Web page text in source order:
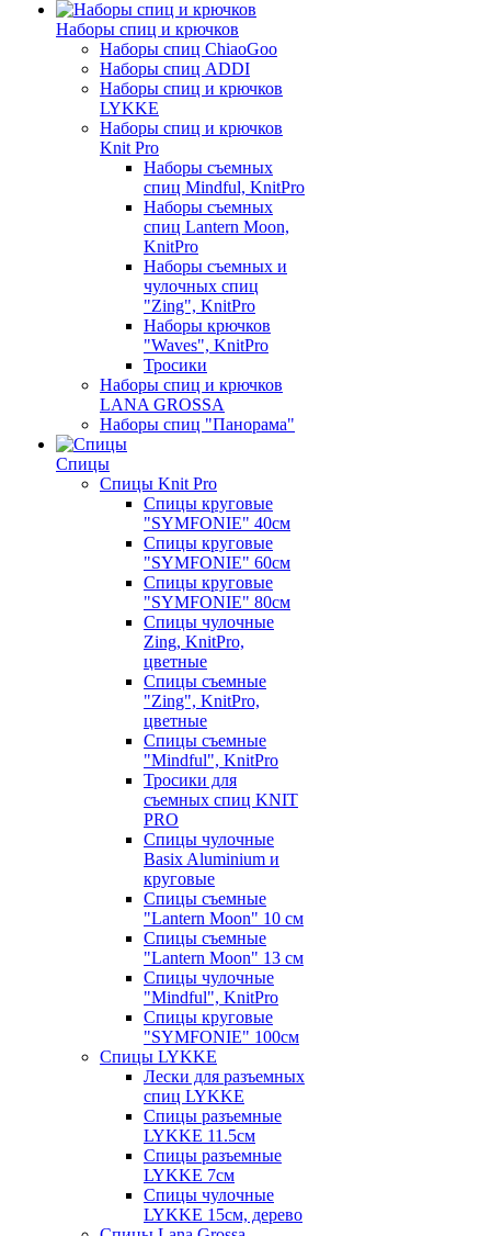
Наборы спиц и крючков
Наборы спиц ChiaoGoo
Наборы спиц ADDI
Наборы спиц и крючков
LYKKE
Наборы спиц и крючков
Knit Pro
Наборы съемных
спиц Mindful, KnitPro
Наборы съемных
спиц Lantern Moon,
KnitPro
Наборы съемных и
чулочных спиц
"Zing", KnitPro
Наборы крючков
"Waves", KnitPro
Тросики
Наборы спиц и крючков
LANA GROSSA
Наборы спиц "Панорама"
Спицы
Спицы Knit Pro
Спицы круговые
"SYMFONIE" 40см
Спицы круговые
"SYMFONIE" 60см
Спицы круговые
"SYMFONIE" 80см
Спицы чулочные
Zing, KnitPro,
цветные
Спицы съемные
"Zing", KnitPro,
цветные
Спицы съемные
"Mindful", KnitPro
Тросики для
съемных спиц KNIT
PRO
Спицы чулочные
Basix Aluminium и
круговые
Спицы съемные
"Lantern Moon" 10 см
Спицы съемные
"Lantern Moon" 13 см
Спицы чулочные
"Mindful", KnitPro
Спицы круговые
"SYMFONIE" 100см
Спицы LYKKE
Лески для разъемных
спиц LYKKE
Спицы разъемные
LYKKE 11.5см
Спицы разъемные
LYKKE 7см
Спицы чулочные
LYKKE 15см, дерево